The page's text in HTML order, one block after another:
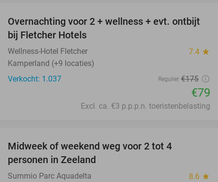
55%
Overnachting voor 2 + wellness + evt. ontbijt
bij Fletcher Hotels
Wellness-Hotel Fletcher 7.4 star
Kamperland (+9 locaties)
Verkocht: 1.037
Regulier €175
€79
Excl. ca. €3 p.p.p.n. toeristenbelasting
Midweek of weekend weg voor 2 tot 4
personen in Zeeland
Summio Parc Aquadelta 8.6 star